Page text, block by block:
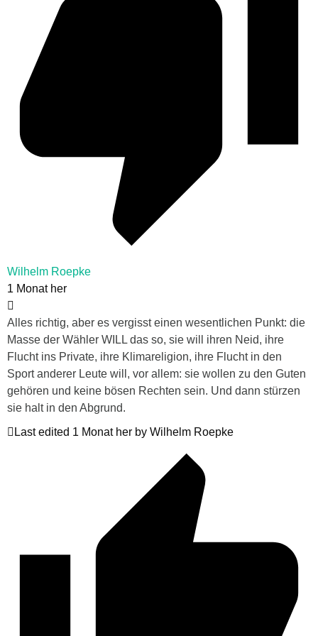
Wilhelm Roepke
1 Monat her
Alles richtig, aber es vergisst einen wesentlichen Punkt: die
Masse der Wähler WILL das so, sie will ihren Neid, ihre
Flucht ins Private, ihre Klimareligion, ihre Flucht in den
Sport anderer Leute will, vor allem: sie wollen zu den Guten
gehören und keine bösen Rechten sein. Und dann stürzen
sie halt in den Abgrund.
Last edited 1 Monat her by Wilhelm Roepke